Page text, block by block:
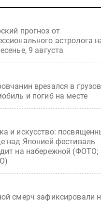
прогноз от
астролога
9 августа
врезался в
и погиб на месте
и искусство:
над Японией фестиваль
на набережной (ФОТО;
смерч зафиксировали